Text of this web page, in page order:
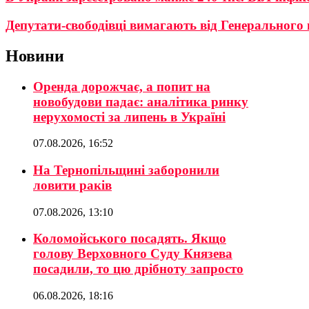
Депутати-свободівці вимагають від
Новини
Оренда дорожчає, а попит на
новобудови падає: аналітика ринку
нерухомості за липень в Україні
07.08.2026, 16:52
На Тернопільщині заборонили
ловити раків
07.08.2026, 13:10
Коломойського посадять. Якщо
голову Верховного Суду Князева
посадили, то цю дрібноту запросто
06.08.2026, 18:16